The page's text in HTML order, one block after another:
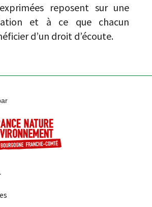
reposent sur une
et à ce que chacun
d’un droit d’écoute.